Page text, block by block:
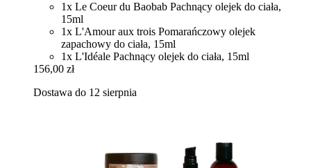
1x Le Coeur du Baobab Pachnący olejek do ciała,
15ml
1x L'Amour aux trois Pomarańczowy olejek
zapachowy do ciała, 15ml
1x L'Idéale Pachnący olejek do ciała, 15ml
156,00 zł
Dostawa do 12 sierpnia